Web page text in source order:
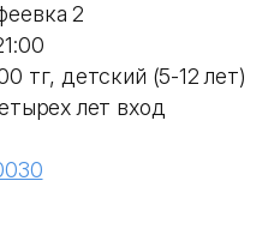
2
тг, детский (5-12 лет)
лет вход